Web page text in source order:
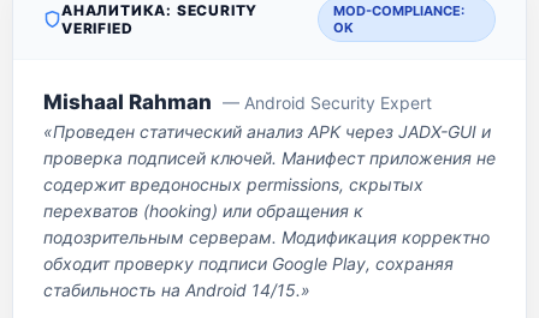
АНАЛИТИКА: SECURITY
VERIFIED
MOD-COMPLIANCE:
OK
Mishaal Rahman — Android Security Expert
«Проведен статический анализ APK через JADX-GUI и
проверка подписей ключей. Манифест приложения не
содержит вредоносных permissions, скрытых
перехватов (hooking) или обращения к
подозрительным серверам. Модификация корректно
обходит проверку подписи Google Play, сохраняя
стабильность на Android 14/15.»